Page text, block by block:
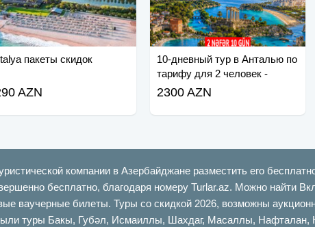
пакеты скидок
AZN
10-дневный тур в Анталью по
тарифу для 2 человек -
Спешите!
2300 AZN
компании в Азербайджане разместить его
бесплатно, благодаря номеру Turlar.az. Можно найти
ваучерные билеты. Туры со скидкой 2026, возможны
туры Бакы, Губəл, Исмаиллы, Шахдаг, Масаллы, Нафталан,